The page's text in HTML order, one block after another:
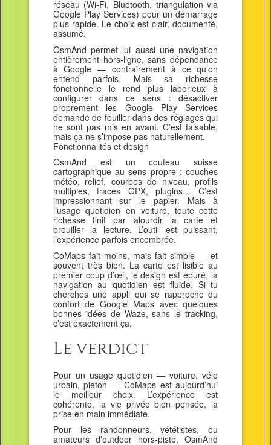
réseau (Wi-Fi, Bluetooth, triangulation via
Google Play Services) pour un démarrage
plus rapide. Le choix est clair, documenté,
assumé.
OsmAnd permet lui aussi une navigation
entièrement hors-ligne, sans dépendance
à Google — contrairement à ce qu’on
entend parfois. Mais sa richesse
fonctionnelle le rend plus laborieux à
configurer dans ce sens : désactiver
proprement les Google Play Services
demande de fouiller dans des réglages qui
ne sont pas mis en avant. C’est faisable,
mais ça ne s’impose pas naturellement.
Fonctionnalités et design
OsmAnd est un couteau suisse
cartographique au sens propre : couches
météo, relief, courbes de niveau, profils
multiples, traces GPX, plugins… C’est
impressionnant sur le papier. Mais à
l’usage quotidien en voiture, toute cette
richesse finit par alourdir la carte et
brouiller la lecture. L’outil est puissant,
l’expérience parfois encombrée.
CoMaps fait moins, mais fait simple — et
souvent très bien. La carte est lisible au
premier coup d’œil, le design est épuré, la
navigation au quotidien est fluide. Si tu
cherches une appli qui se rapproche du
confort de Google Maps avec quelques
bonnes idées de Waze, sans le tracking,
c’est exactement ça.
Le verdict
Pour un usage quotidien — voiture, vélo
urbain, piéton — CoMaps est aujourd’hui
le meilleur choix. L’expérience est
cohérente, la vie privée bien pensée, la
prise en main immédiate.
Pour les randonneurs, vététistes, ou
amateurs d’outdoor hors-piste, OsmAnd